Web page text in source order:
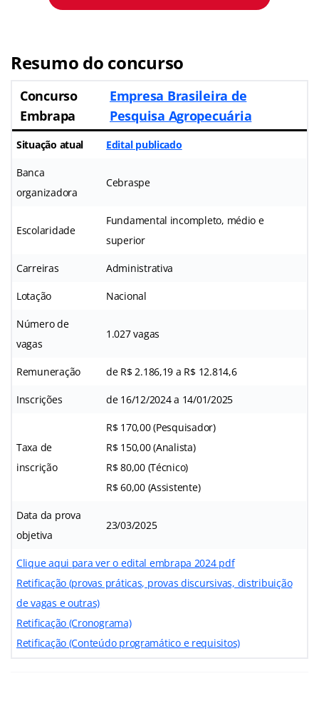
Resumo do concurso
Concurso
Embrapa
Empresa Brasileira de
Pesquisa Agropecuária
Situação atual Edital publicado
Banca
organizadora
Cebraspe
Escolaridade
Fundamental incompleto, médio e
superior
Carreiras Administrativa
Lotação Nacional
Número de
vagas
1.027 vagas
Remuneração de R$ 2.186,19 a R$ 12.814,6
Inscrições de 16/12/2024 a 14/01/2025
Taxa de
inscrição
R$ 170,00 (Pesquisador)
R$ 150,00 (Analista)
R$ 80,00 (Técnico)
R$ 60,00 (Assistente)
Data da prova
objetiva
23/03/2025
Clique aqui para ver o edital embrapa 2024 pdf
Retificação (provas práticas, provas discursivas, distribuição
de vagas e outras)
Retificação (Cronograma)
Retificação (Conteúdo programático e requisitos)